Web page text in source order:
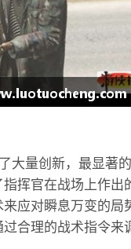
大量创新，最显著
挥官在战场上作
应对瞬息万变的
合理的战术指令来